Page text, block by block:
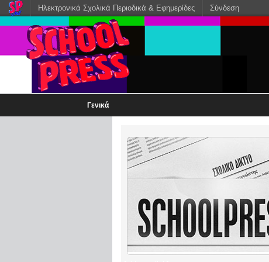
Γενικά
Ηλεκτρονικά Σχολικά Περιοδικά & Εφημερίδες Σύνδεση